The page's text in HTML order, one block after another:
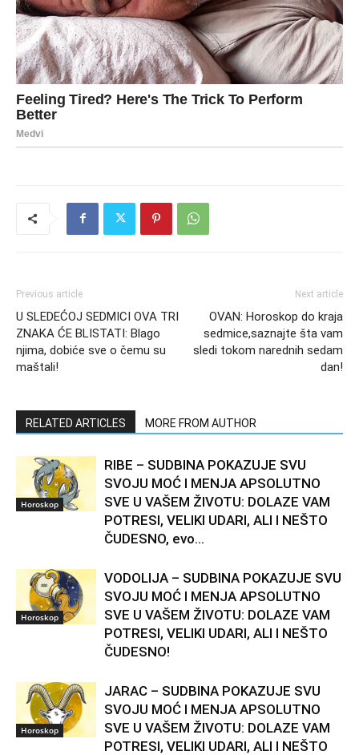
Previous article
U SLEDEĆOJ SEDMICI OVA TRI
ZNAKA ĆE BLISTATI: Blago
njima, dobiće sve o čemu su
maštali!
Next article
OVAN: Horoskop do kraja
sedmice,saznajte šta vam
sledi tokom narednih sedam
dan!
RELATED ARTICLES MORE FROM AUTHOR
Horoskop
RIBE – SUDBINA POKAZUJE SVU
SVOJU MOĆ I MENJA APSOLUTNO
SVE U VAŠEM ŽIVOTU: DOLAZE VAM
POTRESI, VELIKI UDARI, ALI I NEŠTO
ČUDESNO, evo...
Horoskop
VODOLIJA – SUDBINA POKAZUJE SVU
SVOJU MOĆ I MENJA APSOLUTNO
SVE U VAŠEM ŽIVOTU: DOLAZE VAM
POTRESI, VELIKI UDARI, ALI I NEŠTO
ČUDESNO!
Horoskop
JARAC – SUDBINA POKAZUJE SVU
SVOJU MOĆ I MENJA APSOLUTNO
SVE U VAŠEM ŽIVOTU: DOLAZE VAM
POTRESI, VELIKI UDARI, ALI I NEŠTO